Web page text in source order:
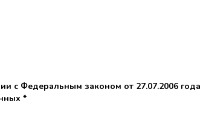
с Федеральным законом от 27.07.2006
*